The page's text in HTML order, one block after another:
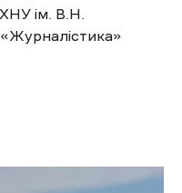
ім. В.Н.
«Журналістика»